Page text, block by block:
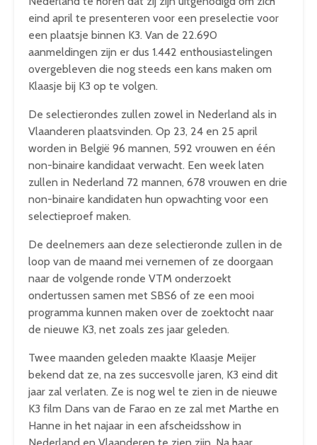
eind april te presenteren voor een preselectie voor
een plaatsje binnen K3. Van de 22.690
aanmeldingen zijn er dus 1.442 enthousiastelingen
overgebleven die nog steeds een kans maken om
Klaasje bij K3 op te volgen.
De selectierondes zullen zowel in Nederland als in
Vlaanderen plaatsvinden. Op 23, 24 en 25 april
worden in België 96 mannen, 592 vrouwen en één
non-binaire kandidaat verwacht. Een week laten
zullen in Nederland 72 mannen, 678 vrouwen en drie
non-binaire kandidaten hun opwachting voor een
selectieproef maken.
De deelnemers aan deze selectieronde zullen in de
loop van de maand mei vernemen of ze doorgaan
naar de volgende ronde VTM onderzoekt
ondertussen samen met SBS6 of ze een mooi
programma kunnen maken over de zoektocht naar
de nieuwe K3, net zoals zes jaar geleden.
Twee maanden geleden maakte Klaasje Meijer
bekend dat ze, na zes succesvolle jaren, K3 eind dit
jaar zal verlaten. Ze is nog wel te zien in de nieuwe
K3 film Dans van de Farao en ze zal met Marthe en
Hanne in het najaar in een afscheidsshow in